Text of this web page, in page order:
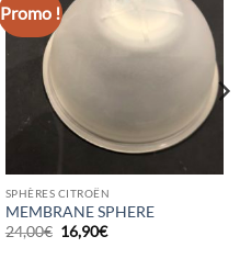
Promo !
SPHÈRES CITROËN
MEMBRANE SPHERE
24,00€ Le
prix
16,90€Le